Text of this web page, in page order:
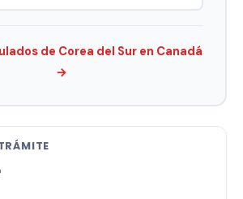
de Corea del Sur en Canadá
→